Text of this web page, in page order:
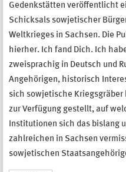
Gedenkstätten veröffentlicht
Schicksals sowjetischer
Weltkrieges in Sachsen. Die
hierher. Ich fand Dich. Ich
zweisprachig in Deutsch und
Angehörigen, historisch
sich sowjetische
zur Verfügung gestellt, auf
Institutionen sich das bislang
zahlreichen in Sachsen
sowjetischen